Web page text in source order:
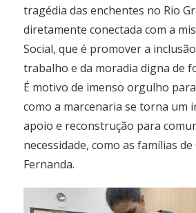
tragédia das enchentes no Rio
diretamente conectada com a
Social, que é promover a
trabalho e da moradia digna de
É motivo de imenso orgulho
como a marcenaria se torna um
apoio e reconstrução para
necessidade, como as famílias de
Fernanda.